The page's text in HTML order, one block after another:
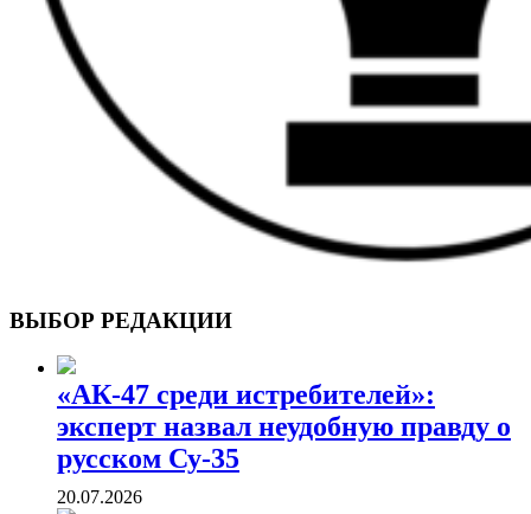
ВОЕННЫЕ СТРАНИЦЫ
СТАТЬИ ВОЕННОЙ ТЕМАТИКИ
ВЫБОР РЕДАКЦИИ
«АК-47 среди истребителей»:
эксперт назвал неудобную правду о
русском Су-35
20.07.2026